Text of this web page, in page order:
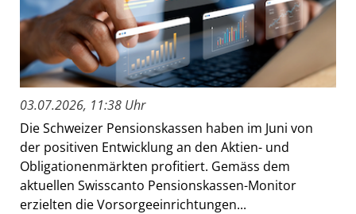
03.07.2026, 11:38 Uhr
Die Schweizer Pensionskassen haben im Juni von
der positiven Entwicklung an den Aktien- und
Obligationenmärkten profitiert. Gemäss dem
aktuellen Swisscanto Pensionskassen-Monitor
erzielten die Vorsorgeeinrichtungen...